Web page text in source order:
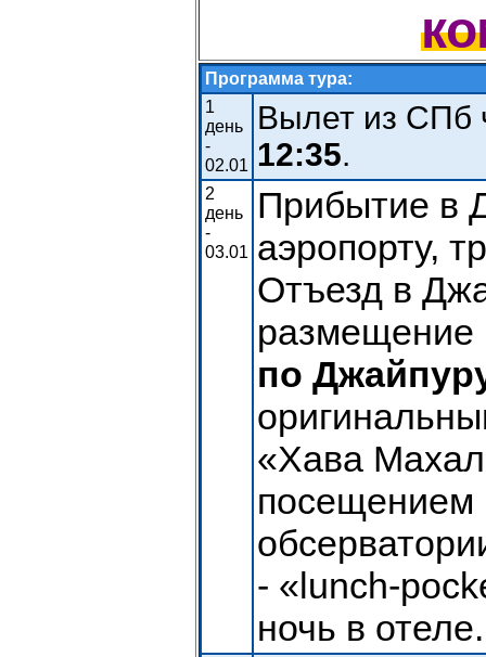
Программа тура:
1
день
-
02.01
Вылет из СПб
12:35.
2
день
-
03.01
Прибытие в
аэропорту,
Отъезд в
размещение
по
«Хава
посещением
- «lunch-
ночь в отеле.